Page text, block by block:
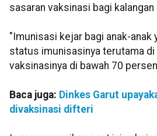
sasaran vaksinasi bagi kalangan
"Imunisasi kejar bagi anak-anak
status imunisasinya terutama di
vaksinasinya di bawah 70
Baca juga: Dinkes Garut
divaksinasi difteri